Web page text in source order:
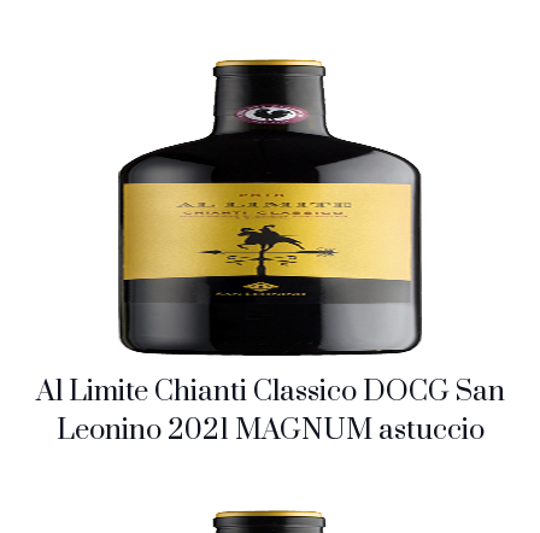
Al Limite Chianti Classico DOCG San
Leonino 2021 MAGNUM astuccio